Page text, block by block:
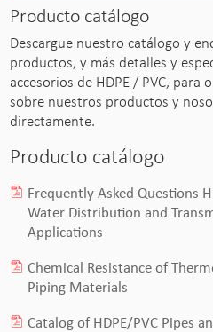
Producto catálogo
Descargue nuestro catálogo y
productos, y más detalles y
accesorios de HDPE / PVC, para
sobre nuestros productos y
directamente.
Producto catálogo
Frequently Asked Questions
Water Distribution and
Applications
Chemical Resistance of
Piping Materials
Catalog of HDPE/PVC Pipes